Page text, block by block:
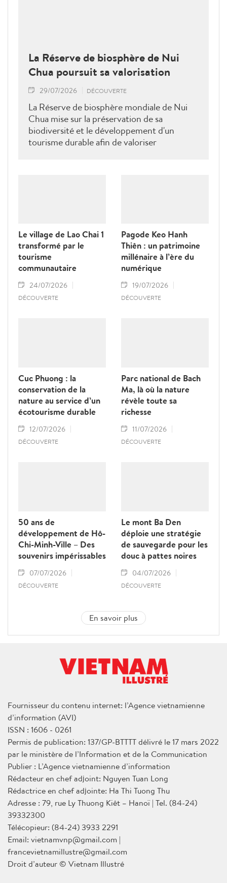
La Réserve de biosphère de Nui
Chua poursuit sa valorisation
29/07/2026 DÉCOUVERTE
La Réserve de biosphère mondiale de Nui
Chua mise sur la préservation de sa
biodiversité et le développement d'un
tourisme durable afin de valoriser
Le village de Lao Chai 1
transformé par le
tourisme
communautaire
24/07/2026
DÉCOUVERTE
Pagode Keo Hanh
Thiên : un patrimoine
millénaire à l’ère du
numérique
19/07/2026
DÉCOUVERTE
Cuc Phuong : la
conservation de la
nature au service d’un
écotourisme durable
12/07/2026
DÉCOUVERTE
Parc national de Bach
Ma, là où la nature
révèle toute sa
richesse
11/07/2026
DÉCOUVERTE
50 ans de
développement de Hô-
Chi-Minh-Ville – Des
souvenirs impérissables
07/07/2026
DÉCOUVERTE
Le mont Ba Den
déploie une stratégie
de sauvegarde pour les
douc à pattes noires
04/07/2026
DÉCOUVERTE
En savoir plus
Fournisseur du contenu internet: l’Agence vietnamienne
d’information (AVI)
ISSN : 1606 - 0261
Permis de publication: 137/GP-BTTTT délivré le 17 mars 2022
par le ministère de l’Information et de la Communication
Publier : L’Agence vietnamienne d’information
Rédacteur en chef adjoint: Nguyen Tuan Long
Rédactrice en chef adjointe: Ha Thi Tuong Thu
Adresse : 79, rue Ly Thuong Kiêt – Hanoï | Tel. (84-24)
39332300
Télécopieur: (84-24) 3933 2291
Email: vietnamvnp@gmail.com |
francevietnamillustre@gmail.com
Droit d’auteur © Vietnam Illustré